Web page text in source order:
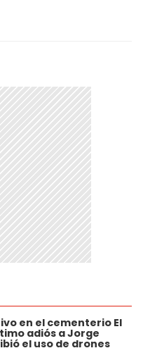
en el cementerio El
adiós a Jorge
el uso de drones